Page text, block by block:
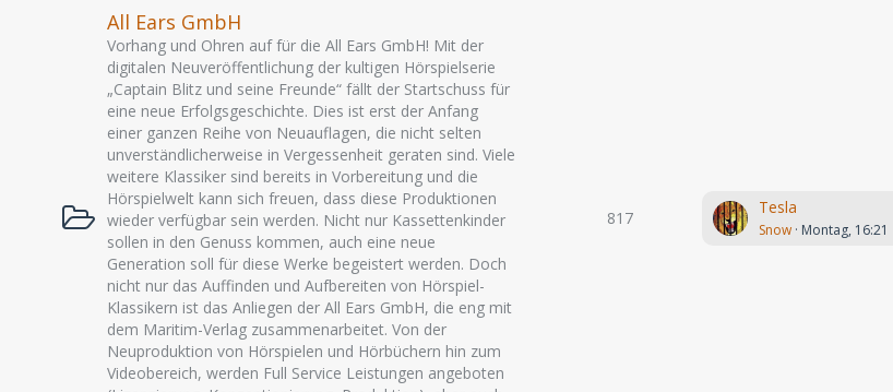
All Ears GmbH
Vorhang und Ohren auf für die All Ears GmbH! Mit der
digitalen Neuveröffentlichung der kultigen Hörspielserie
„Captain Blitz und seine Freunde“ fällt der Startschuss für
eine neue Erfolgsgeschichte. Dies ist erst der Anfang
einer ganzen Reihe von Neuauflagen, die nicht selten
unverständlicherweise in Vergessenheit geraten sind. Viele
weitere Klassiker sind bereits in Vorbereitung und die
Hörspielwelt kann sich freuen, dass diese Produktionen
wieder verfügbar sein werden. Nicht nur Kassettenkinder
sollen in den Genuss kommen, auch eine neue
Generation soll für diese Werke begeistert werden. Doch
nicht nur das Auffinden und Aufbereiten von Hörspiel-
Klassikern ist das Anliegen der All Ears GmbH, die eng mit
dem Maritim-Verlag zusammenarbeitet. Von der
Neuproduktion von Hörspielen und Hörbüchern hin zum
Videobereich, werden Full Service Leistungen angeboten
817
Tesla
Snow Montag, 16:21